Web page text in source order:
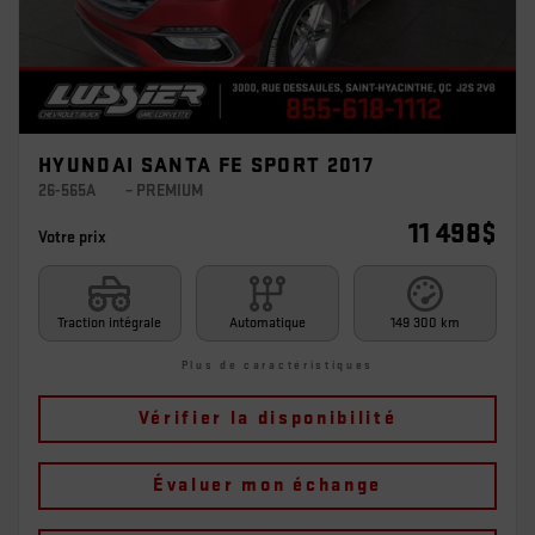
HYUNDAI SANTA FE SPORT 2017
26-565A – PREMIUM
Votre prix 11 498$
Traction intégrale Automatique 149 300 km
Plus de caractéristiques
Vérifier la disponibilité
Évaluer mon échange